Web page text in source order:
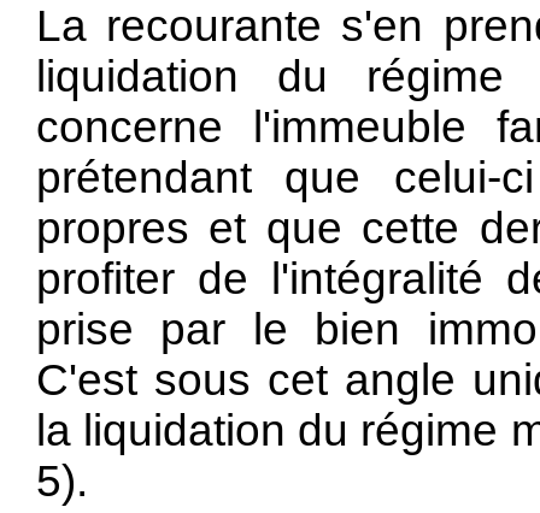
La recourante s'en
liquidation du
concerne l'immeuble
prétendant que celui-
propres et que cette
profiter de l'intégralité
prise par le bien
C'est sous cet angle
la liquidation du régime
5).